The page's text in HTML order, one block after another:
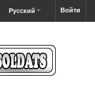
Войти
Русский